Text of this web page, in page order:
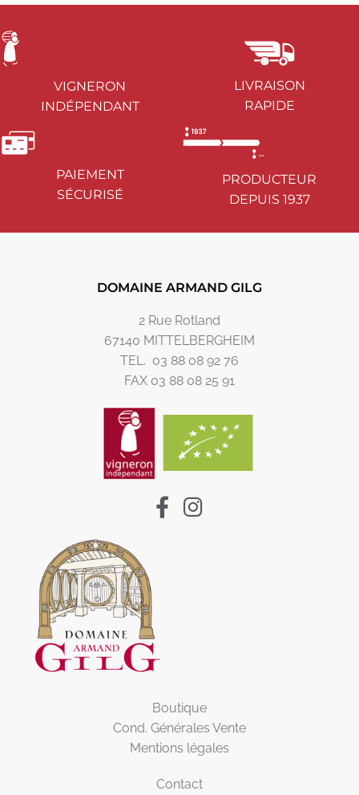
VIGNERON
INDÉPENDANT
LIVRAISON
RAPIDE
PAIEMENT
SÉCURISÉ
PRODUCTEUR
DEPUIS 1937
DOMAINE ARMAND GILG
2 Rue Rotland
67140 MITTELBERGHEIM
TEL. 03 88 08 92 76
FAX 03 88 08 25 91
Boutique
Cond. Générales Vente
Mentions légales
Contact